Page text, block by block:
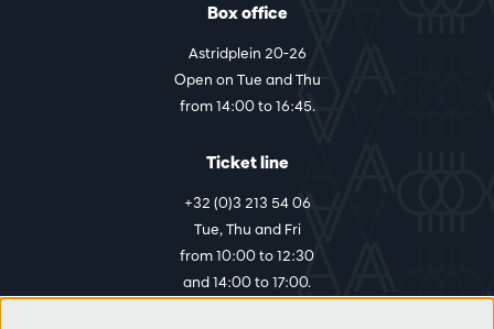
Box office
Astridplein 20-26
Open on Tue and Thu
from 14:00 to 16:45.
Ticket line
+32 (0)3 213 54 06
Tue, Thu and Fri
from 10:00 to 12:30
and 14:00 to 17:00.